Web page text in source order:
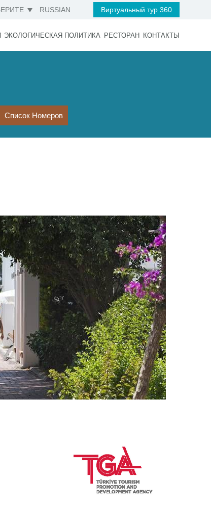
Виртуальный тур 360
RUSSIAN
ЭКОЛОГИЧЕСКАЯ ПОЛИТИКА РЕСТОРАН КОНТАКТЫ
Список Номеров